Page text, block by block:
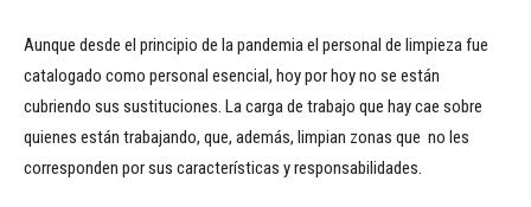
Aunque desde el principio de la pandemia el personal de limpieza fue
catalogado como personal esencial, hoy por hoy no se están
cubriendo sus sustituciones. La carga de trabajo que hay cae sobre
quienes están trabajando, que, además, limpian zonas que no les
corresponden por sus características y responsabilidades.